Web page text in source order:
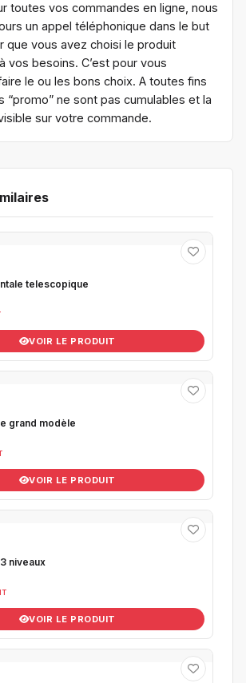
toutes vos commandes en ligne, nous
un appel téléphonique dans le but
que vous avez choisi le produit
vos besoins. C’est pour vous
le ou les bons choix. A toutes fins
“promo” ne sont pas cumulables et la
sur votre commande.
telescopique
VOIR LE PRODUIT
grand modèle
VOIR LE PRODUIT
niveaux
VOIR LE PRODUIT